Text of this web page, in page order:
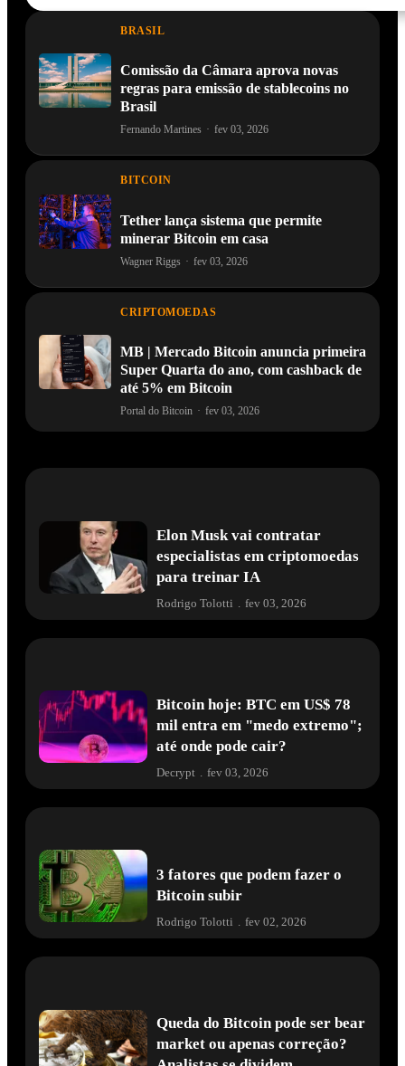
BRASIL
Comissão da Câmara aprova novas
regras para emissão de stablecoins no
Brasil
Fernando Martines · fev 03, 2026
BITCOIN
Tether lança sistema que permite
minerar Bitcoin em casa
Wagner Riggs · fev 03, 2026
CRIPTOMOEDAS
MB | Mercado Bitcoin anuncia primeira
Super Quarta do ano, com cashback de
até 5% em Bitcoin
Portal do Bitcoin · fev 03, 2026
Elon Musk vai contratar
especialistas em criptomoedas
para treinar IA
Rodrigo Tolotti fev 03, 2026
Bitcoin hoje: BTC em US$ 78
mil entra em "medo extremo";
até onde pode cair?
Decrypt . fev 03, 2026
3 fatores que podem fazer o
Bitcoin subir
Rodrigo Tolotti fev 02, 2026
Queda do Bitcoin pode ser bear
market ou apenas correção?